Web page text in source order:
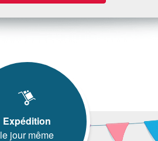
Expédition
le jour même